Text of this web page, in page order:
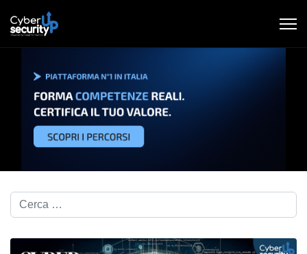
Cerca nel blog...